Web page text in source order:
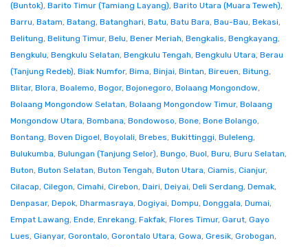
(Buntok), Barito Timur (Tamiang Layang), Barito Utara (Muara Teweh),
Barru, Batam, Batang, Batanghari, Batu, Batu Bara, Bau-Bau, Bekasi,
Belitung, Belitung Timur, Belu, Bener Meriah, Bengkalis, Bengkayang,
Bengkulu, Bengkulu Selatan, Bengkulu Tengah, Bengkulu Utara, Berau
(Tanjung Redeb), Biak Numfor, Bima, Binjai, Bintan, Bireuen, Bitung,
Blitar, Blora, Boalemo, Bogor, Bojonegoro, Bolaang Mongondow,
Bolaang Mongondow Selatan, Bolaang Mongondow Timur, Bolaang
Mongondow Utara, Bombana, Bondowoso, Bone, Bone Bolango,
Bontang, Boven Digoel, Boyolali, Brebes, Bukittinggi, Buleleng,
Bulukumba, Bulungan (Tanjung Selor), Bungo, Buol, Buru, Buru Selatan,
Buton, Buton Selatan, Buton Tengah, Buton Utara, Ciamis, Cianjur,
Cilacap, Cilegon, Cimahi, Cirebon, Dairi, Deiyai, Deli Serdang, Demak,
Denpasar, Depok, Dharmasraya, Dogiyai, Dompu, Donggala, Dumai,
Empat Lawang, Ende, Enrekang, Fakfak, Flores Timur, Garut, Gayo
Lues, Gianyar, Gorontalo, Gorontalo Utara, Gowa, Gresik, Grobogan,